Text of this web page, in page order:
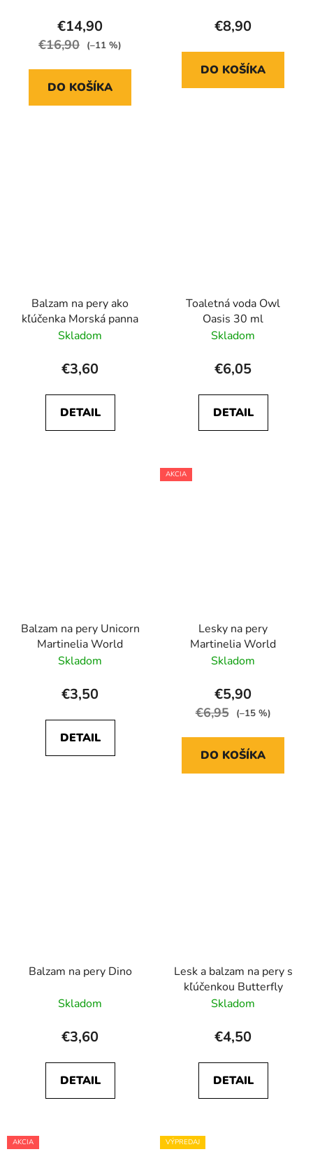
€14,90
€16,90 (–11 %)
DO KOŠÍKA
€8,90
DO KOŠÍKA
Balzam na pery ako
kľúčenka Morská panna
Skladom
€3,60
DETAIL
Toaletná voda Owl
Oasis 30 ml
Skladom
€6,05
DETAIL
Balzam na pery Unicorn
Martinelia World
Skladom
€3,50
DETAIL
AKCIA
Lesky na pery
Martinelia World
Skladom
€5,90
€6,95 (–15 %)
DO KOŠÍKA
Balzam na pery Dino
Skladom
€3,60
DETAIL
Lesk a balzam na pery s
kľúčenkou Butterfly
Skladom
€4,50
DETAIL
AKCIA VÝPREDAJ